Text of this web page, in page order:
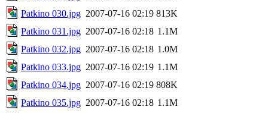
Patkino 030.jpg 2007-07-16 02:19 813K
Patkino 031.jpg 2007-07-16 02:18 1.1M
Patkino 032.jpg 2007-07-16 02:18 1.0M
Patkino 033.jpg 2007-07-16 02:19 1.1M
Patkino 034.jpg 2007-07-16 02:19 808K
Patkino 035.jpg 2007-07-16 02:18 1.1M